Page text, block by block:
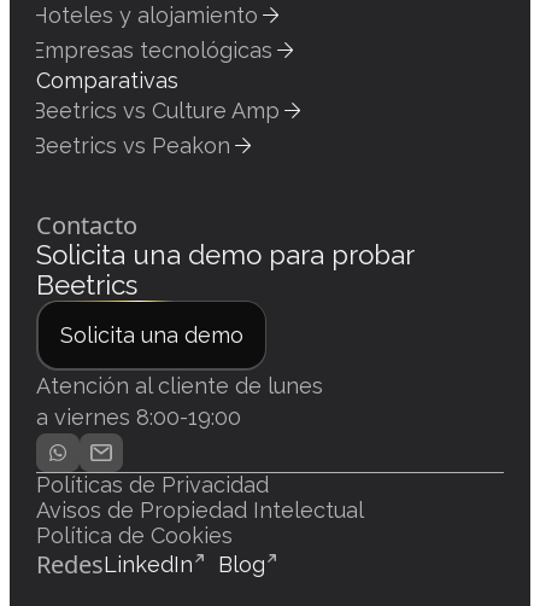
Hoteles y alojamiento
Empresas tecnológicas
Comparativas
Beetrics vs Culture Amp
Beetrics vs Peakon
Contacto
Solicita una demo para probar
Beetrics
Solicita una demo
Atención al cliente de lunes
a viernes 8:00-19:00
Políticas de Privacidad
Avisos de Propiedad Intelectual
Política de Cookies
RedesLinkedIn Blog